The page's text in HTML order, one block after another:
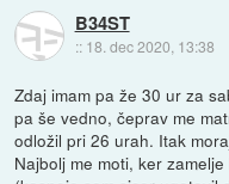
B34ST
:: 18. dec 2020, 13:38
Zdaj imam pa že 30 ur za
pa še vedno, čeprav me
odložil pri 26 urah. Itak
Najbolj me moti, ker